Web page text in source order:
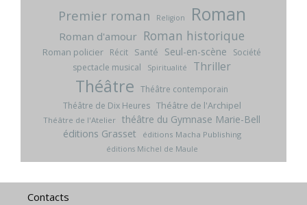
Premier roman Religion Roman
Roman d'amour Roman historique
Roman policier Récit Santé Seul-en-scène
Société
spectacle musical
Spiritualité Thriller
Théâtre Théâtre contemporain
Théâtre de Dix Heures Théâtre de l'Archipel
Théâtre de l'Atelier théâtre du Gymnase Marie-Bell
éditions Grasset
éditions Macha Publishing
éditions Michel de Maule
Contacts